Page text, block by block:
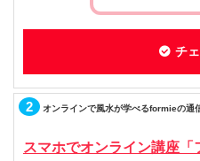
チ
2 オンラインで風水が学べるformieの通
スマホでオンライン講座